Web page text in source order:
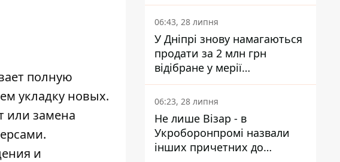
полную
укладку новых.
или замена
и
ухиленні від сплати
податків
06:43, 28 липня
У Дніпрі знову намагаються
продати за 2 млн грн
відібране у мерії
приміщення Укрпошти
06:23, 28 липня
Не лише Візар - в
Укроборонпромі назвали
інших причетних до